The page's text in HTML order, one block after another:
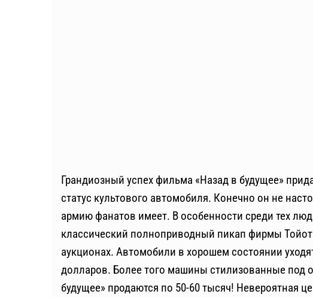
Грандиозный успех фильма «Назад в будущее»
статус культового автомобиля. Конечно он не
армию фанатов имеет. В особенности среди тех
классический полноприводный пикап фирмы
аукционах. Автомобили в хорошем состоянии
долларов. Более того машины стилизованные под
будущее» продаются по 50-60 тысяч! Невероятная